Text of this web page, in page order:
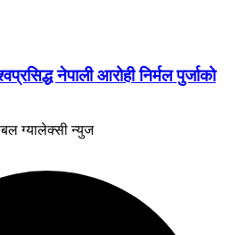
नेपाली आरोही निर्मल पुर्जाको
ग्यालेक्सी न्युज